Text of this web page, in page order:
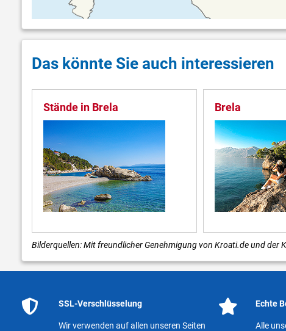
Das könnte Sie auch interessieren
Stände in Brela Brela
Bilderquellen: Mit freundlicher Genehmigung von Kroati.de und der
SSL-Verschlüsselung
Wir verwenden auf allen unseren Seiten
Echte
Alle